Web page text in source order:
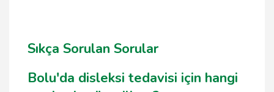
Sıkça Sorulan Sorular
Bolu'da disleksi tedavisi için hangi